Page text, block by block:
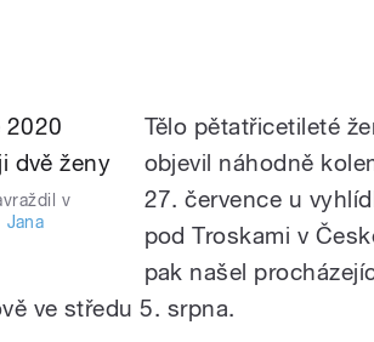
v
Jana
Tělo pětatřicetileté
objevil náhodně
27. července u
pod Troskami v
pak našel
ve středu 5. srpna.